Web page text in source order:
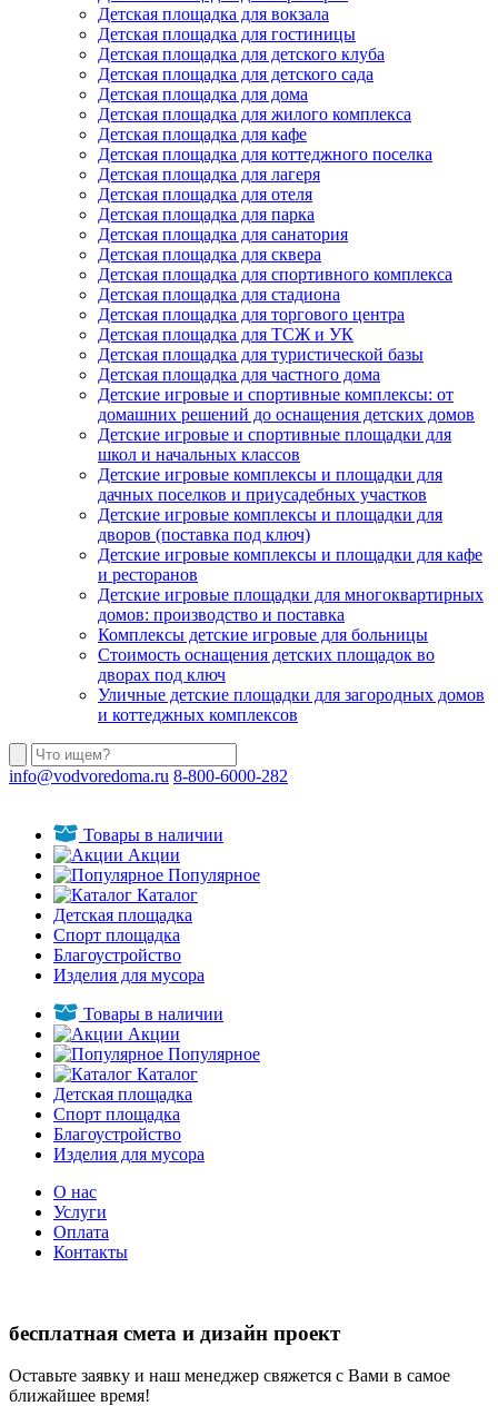
Детская площадка для вокзала
Детская площадка для гостиницы
Детская площадка для детского клуба
Детская площадка для детского сада
Детская площадка для дома
Детская площадка для жилого комплекса
Детская площадка для кафе
Детская площадка для коттеджного поселка
Детская площадка для лагеря
Детская площадка для отеля
Детская площадка для парка
Детская площадка для санатория
Детская площадка для сквера
Детская площадка для спортивного комплекса
Детская площадка для стадиона
Детская площадка для торгового центра
Детская площадка для ТСЖ и УК
Детская площадка для туристической базы
Детская площадка для частного дома
Детские игровые и спортивные комплексы: от
домашних решений до оснащения детских домов
Детские игровые и спортивные площадки для
школ и начальных классов
Детские игровые комплексы и площадки для
дачных поселков и приусадебных участков
Детские игровые комплексы и площадки для
дворов (поставка под ключ)
Детские игровые комплексы и площадки для кафе
и ресторанов
Детские игровые площадки для многоквартирных
домов: производство и поставка
Комплексы детские игровые для больницы
Стоимость оснащения детских площадок во
дворах под ключ
Уличные детские площадки для загородных домов
и коттеджных комплексов
info@vodvoredoma.ru 8-800-6000-282
Товары в наличии
Акции
Популярное
Каталог
Детская площадка
Спорт площадка
Благоустройство
Изделия для мусора
Товары в наличии
Акции
Популярное
Каталог
Детская площадка
Спорт площадка
Благоустройство
Изделия для мусора
О нас
Услуги
Оплата
Контакты
бесплатная смета и дизайн проект
Оставьте заявку и наш менеджер свяжется с Вами в самое
ближайшее время!